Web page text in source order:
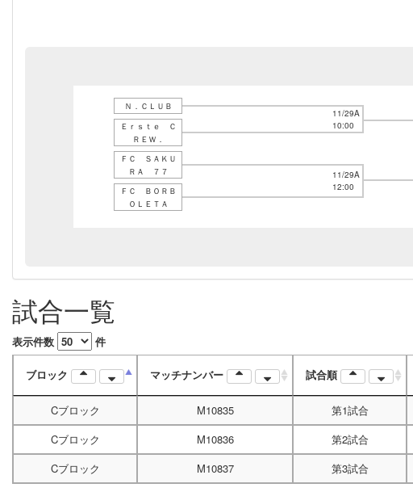
Ｎ．ＣＬＵＢ
11/29A
10:00
Ｅｒｓｔｅ Ｃ
ＲＥＷ．
ＦＣ ＳＡＫＵ
ＲＡ ７７
11/29A
12:00
ＦＣ ＢＯＲＢ
ＯＬＥＴＡ
試合一覧
表示件数 件
ブロック マッチナンバー 試合順
Cブロック M10835 第1試合
Cブロック
M10836 第2試合
Cブロック
M10837 第3試合